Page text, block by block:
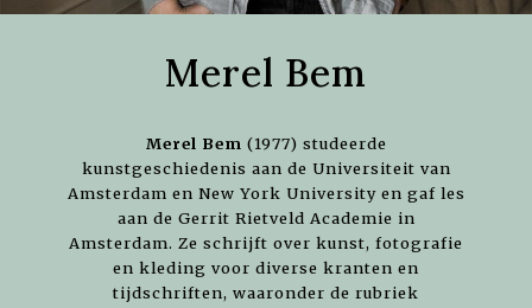
Merel Bem
Merel Bem (1977) studeerde
kunstgeschiedenis aan de Universiteit van
Amsterdam en New York University en gaf les
aan de Gerrit Rietveld Academie in
Amsterdam. Ze schrijft over kunst, fotografie
en kleding voor diverse kranten en
tijdschriften, waaronder de rubriek